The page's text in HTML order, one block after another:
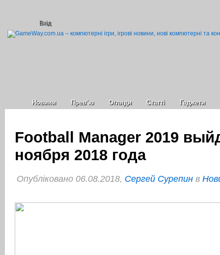
Вхід
Новини Прев’ю Огляди Статті Гаджети
Football Manager 2019
ноября 2018 года
Опубліковано 06.08.2018, Сергей Сурепин в